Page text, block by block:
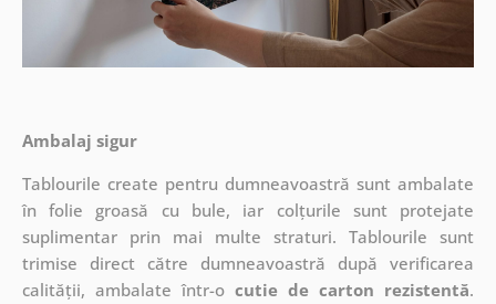
Ambalaj sigur
Tablourile create pentru dumneavoastră sunt ambalate
în folie groasă cu bule, iar colțurile sunt protejate
suplimentar prin mai multe straturi.Tablourile sunt
trimise direct către dumneavoastră după verificarea
calității, ambalate într-o cutie de carton rezistentă.